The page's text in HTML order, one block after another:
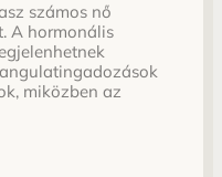
számos nő
A hormonális
miközben az